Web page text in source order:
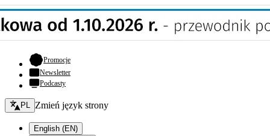
Promocje- otwiera się w nowej karcie
Newsletter
Podcasty
Zmień język - bieżący:
PL Zmień język strony
English (EN)